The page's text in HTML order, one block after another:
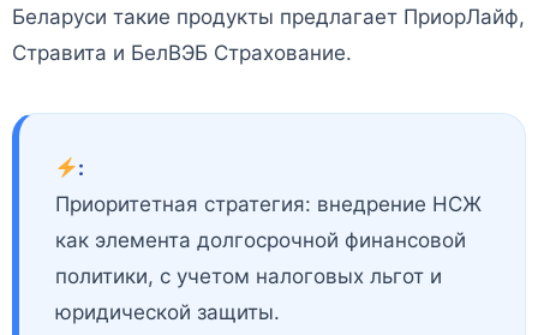
Беларуси такие продукты предлагает ПриорЛайф,
Стравита и БелВЭБ Страхование.
:
Приоритетная стратегия: внедрение НСЖ
как элемента долгосрочной финансовой
политики, с учетом налоговых льгот и
юридической защиты.